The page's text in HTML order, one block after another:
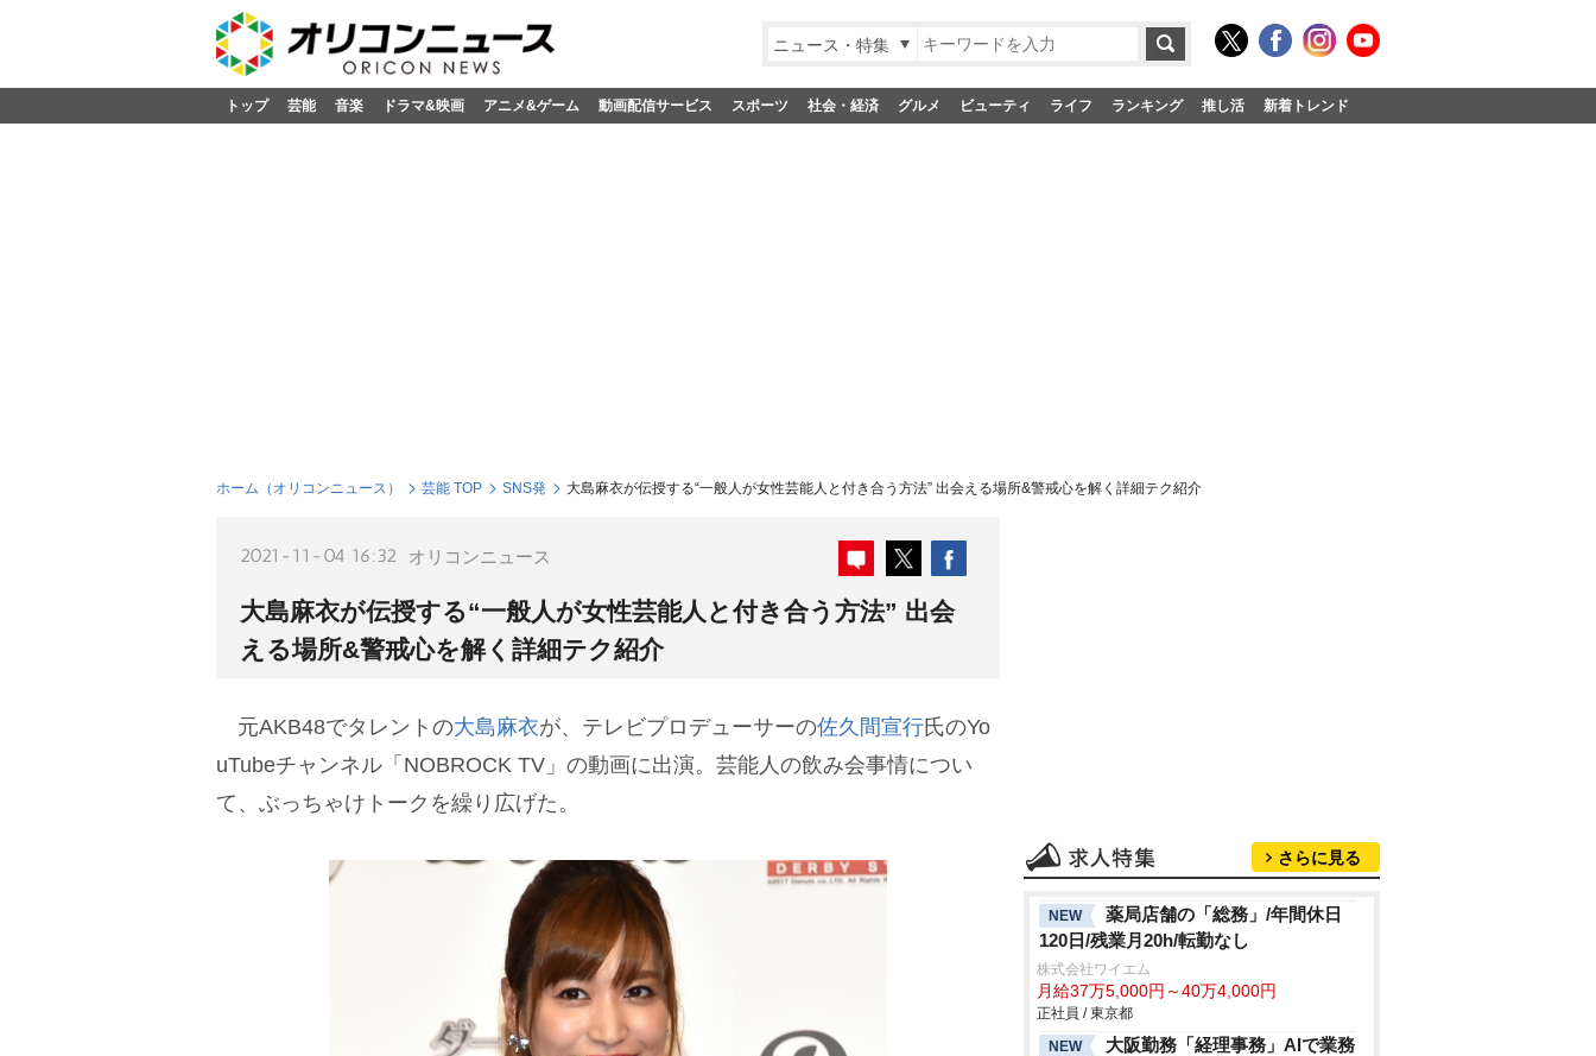
ニュース・特集
トップ 芸能 音楽 ドラマ&映画 アニメ&ゲーム 動画配信サービス スポーツ 社会・経済 グルメ ビューティ ライフ ランキング 推し活 新着トレンド
ホーム（オリコンニュース） 芸能 TOP SNS発 大島麻衣が伝授する“一般人が女性芸能人と付き合う方法” 出会える場所&警戒心を解く詳細テク紹介
2021-11-04 16:32 オリコンニュース
大島麻衣が伝授する“一般人が女性芸能人と付き合う方法” 出会
える場所&警戒心を解く詳細テク紹介
元AKB48でタレントの大島麻衣が、テレビプロデューサーの佐久間宣行氏のYo
uTubeチャンネル「NOBROCK TV」の動画に出演。芸能人の飲み会事情につい
て、ぶっちゃけトークを繰り広げた。
さらに見る
NEW
薬局店舗の「総務」/年間休日
120日/残業月20h/転勤なし
株式会社ワイエム
月給37万5,000円～40万4,000円
正社員 / 東京都
NEW
大阪勤務「経理事務」AIで業務